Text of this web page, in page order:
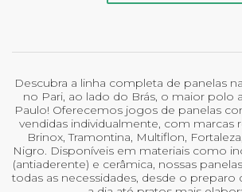
Descubra a linha completa de panelas
no Pari, ao lado do Brás, o maior polo
Paulo! Oferecemos jogos de panelas
vendidas individualmente, com marcas
Brinox, Tramontina, Multiflon,
Nigro. Disponíveis em materiais como
(antiaderente) e cerâmica, nossas
todas as necessidades, desde o preparo